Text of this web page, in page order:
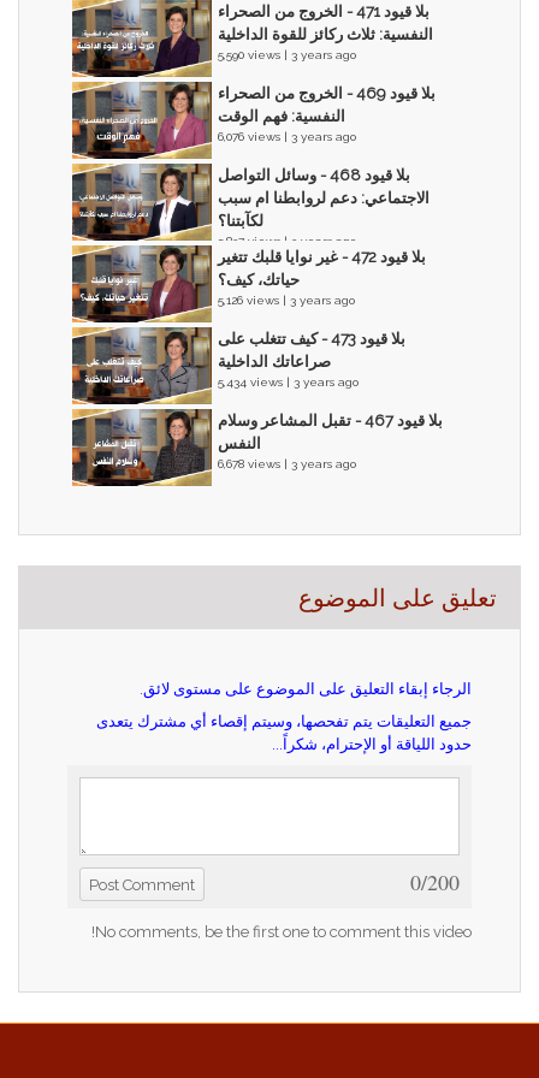
بلا قيود 471 - الخروج من الصحراء
النفسية: ثلاث ركائز للقوة الداخلية
5,590 views | 3 years ago
بلا قيود 469 - الخروج من الصحراء
النفسية: فهم الوقت
6,076 views | 3 years ago
بلا قيود 468 - وسائل التواصل
الاجتماعي: دعم لروابطنا ام سبب
لكآبتنا؟
5,837 views | 3 years ago
بلا قيود 472 - غير نوايا قلبك تتغير
حياتك، كيف؟
5,126 views | 3 years ago
بلا قيود 473 - كيف تتغلب على
صراعاتك الداخلية
5,434 views | 3 years ago
بلا قيود 467 - تقبل المشاعر وسلام
النفس
6,678 views | 3 years ago
تعليق على الموضوع
الرجاء إبقاء التعليق على الموضوع على مستوى لائق.
جميع التعليقات يتم تفحصها، وسيتم إقصاء أي مشترك يتعدى
حدود اللياقة أو الإحترام، شكراً...
Post Comment 0/200
No comments, be the first one to comment this video!